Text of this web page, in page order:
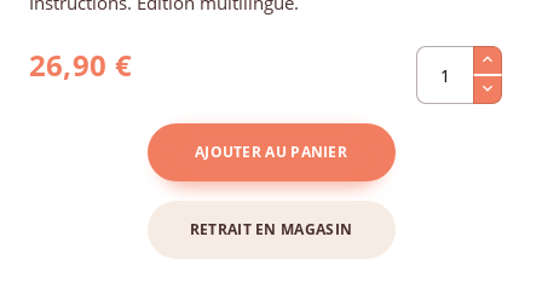
26,90 €
AJOUTER AU PANIER
RETRAIT EN MAGASIN